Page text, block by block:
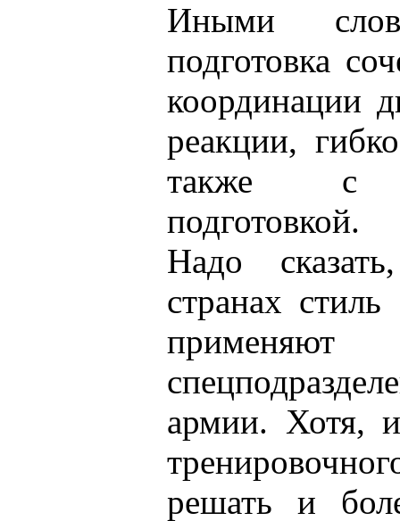
Иными
подготовка
координации
реакции,
также с
подготовкой.
Надо
странах
применяют
армии. Хотя,
решать и